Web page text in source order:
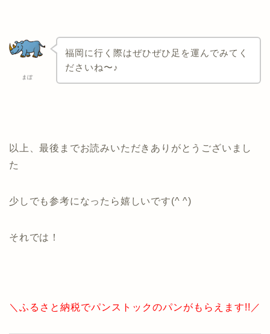
まぼ
福岡に行く際はぜひぜひ足を運んでみてく
ださいね〜♪
以上、最後までお読みいただきありがとうございまし
た
少しでも参考になったら嬉しいです(^ ^)
それでは！
＼ふるさと納税でパンストックのパンがもらえます!!／